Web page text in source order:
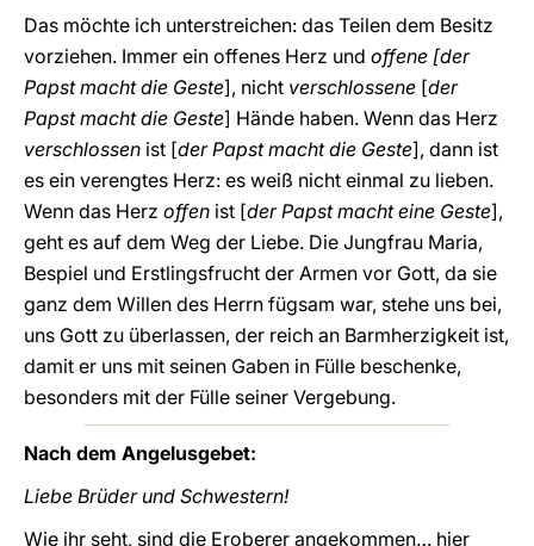
Das möchte ich unterstreichen: das Teilen dem Besitz
vorziehen. Immer ein offenes Herz und offene [der
Papst macht die Geste], nicht verschlossene [der
Papst macht die Geste] Hände haben. Wenn das Herz
verschlossen ist [der Papst macht die Geste], dann ist
es ein verengtes Herz: es weiß nicht einmal zu lieben.
Wenn das Herz offen ist [der Papst macht eine Geste],
geht es auf dem Weg der Liebe. Die Jungfrau Maria,
Bespiel und Erstlingsfrucht der Armen vor Gott, da sie
ganz dem Willen des Herrn fügsam war, stehe uns bei,
uns Gott zu überlassen, der reich an Barmherzigkeit ist,
damit er uns mit seinen Gaben in Fülle beschenke,
besonders mit der Fülle seiner Vergebung.
Nach dem Angelusgebet:
Liebe Brüder und Schwestern!
Wie ihr seht, sind die Eroberer angekommen… hier